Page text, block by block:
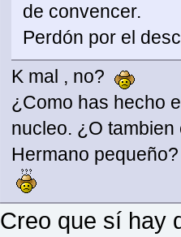
de convencer.
Perdón por el
K mal , no?
¿Como has hecho
nucleo. ¿O
Hermano pequeño?
Creo que sí hay